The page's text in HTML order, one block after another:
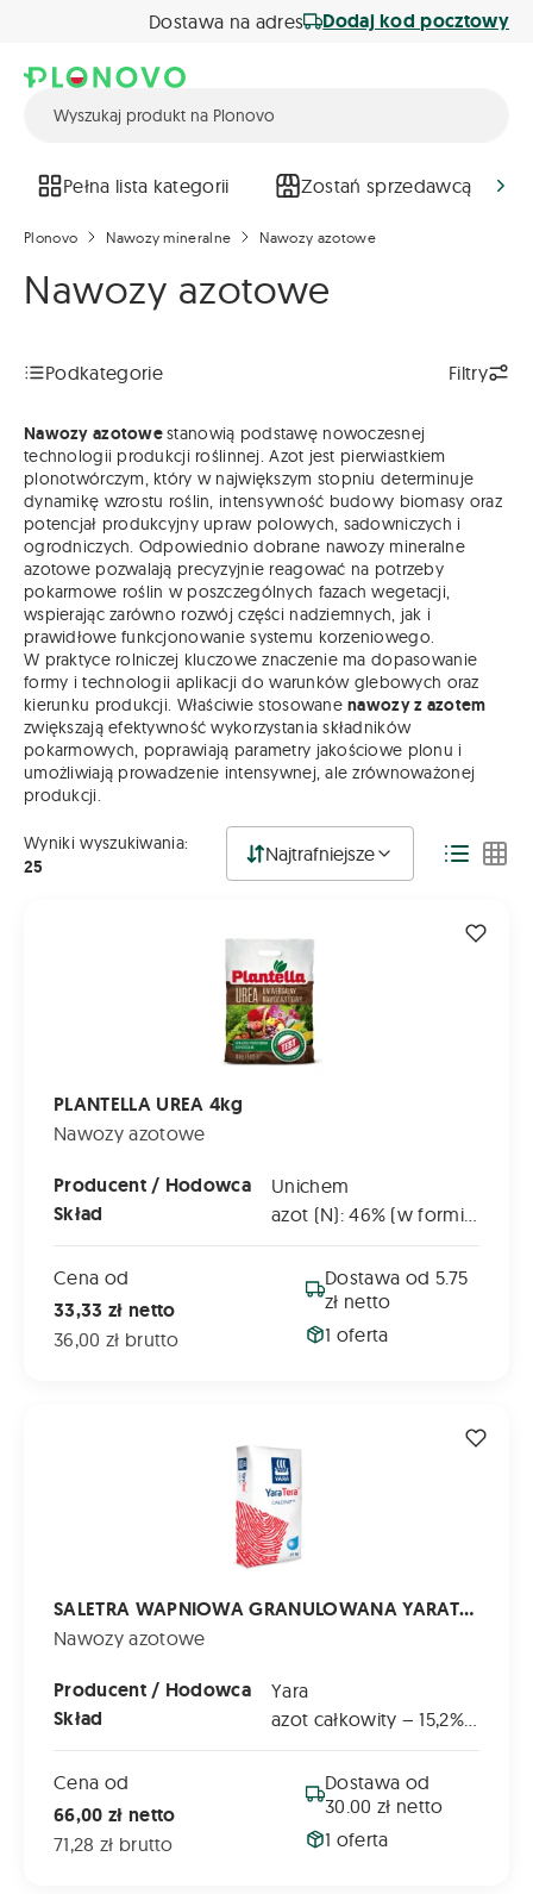
Dostawa na adres Dodaj kod pocztowy
Pełna lista kategorii Zostań sprzedawcą
Plonovo Nawozy mineralne Nawozy azotowe
Nawozy azotowe
Podkategorie Filtry
Nawozy azotowestanowią podstawę nowoczesnej
technologii produkcji roślinnej. Azot jest pierwiastkiem
plonotwórczym, który w największym stopniu determinuje
dynamikę wzrostu roślin, intensywność budowy biomasy oraz
potencjał produkcyjny upraw polowych, sadowniczych i
ogrodniczych. Odpowiednio dobrane nawozy mineralne
azotowe pozwalają precyzyjnie reagować na potrzeby
pokarmowe roślin w poszczególnych fazach wegetacji,
wspierając zarówno rozwój części nadziemnych, jak i
prawidłowe funkcjonowanie systemu korzeniowego.
W praktyce rolniczej kluczowe znaczenie ma dopasowanie
formy i technologii aplikacji do warunków glebowych oraz
kierunku produkcji. Właściwie stosowanenawozy z azotem
zwiększają efektywność wykorzystania składników
pokarmowych, poprawiają parametry jakościowe plonu i
umożliwiają prowadzenie intensywnej, ale zrównoważonej
produkcji.
Wyniki wyszukiwania:
25
Najtrafniejsze
PLANTELLA UREA 4kg
Nawozy azotowe
Producent / Hodowca Unichem
Skład azot (N): 46% (w formie mocznika)
Cena od
33,33 zł netto
36,00 zł brutto
Dostawa od 5.75
zł netto
1 oferta
SALETRA WAPNIOWA GRANULOWANA YARATERA CALCINIT 25 KG
Nawozy azotowe
Producent / Hodowca Yara
Skład azot całkowity – 15,2% N
Cena od
66,00 zł netto
71,28 zł brutto
Dostawa od
30.00 zł netto
1 oferta